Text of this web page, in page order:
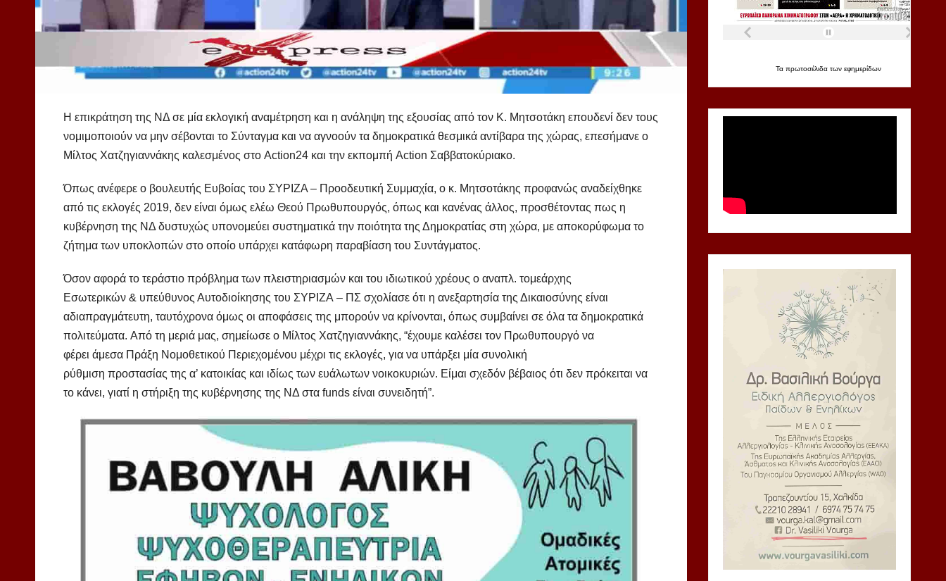
Η επικράτηση της ΝΔ σε μία εκλογική αναμέτρηση και η ανάληψη της εξουσίας από τον Κ. Μητσοτάκη επουδενί δεν τους
νομιμοποιούν να μην σέβονται το Σύνταγμα και να αγνοούν τα δημοκρατικά θεσμικά αντίβαρα της χώρας, επεσήμανε ο
Μίλτος Χατζηγιαννάκης καλεσμένος στο Action24 και την εκπομπή Action Σαββατοκύριακο.
Όπως ανέφερε ο βουλευτής Ευβοίας του ΣΥΡΙΖΑ – Προοδευτική Συμμαχία, ο κ. Μητσοτάκης προφανώς αναδείχθηκε
από τις εκλογές 2019, δεν είναι όμως ελέω Θεού Πρωθυπουργός, όπως και κανένας άλλος, προσθέτοντας πως η
κυβέρνηση της ΝΔ δυστυχώς υπονομεύει συστηματικά την ποιότητα της Δημοκρατίας στη χώρα, με αποκορύφωμα το
ζήτημα των υποκλοπών στο οποίο υπάρχει κατάφωρη παραβίαση του Συντάγματος.
Όσον αφορά το τεράστιο πρόβλημα των πλειστηριασμών και του ιδιωτικού χρέους ο αναπλ. τομεάρχης
Εσωτερικών & υπεύθυνος Αυτοδιοίκησης του ΣΥΡΙΖΑ – ΠΣ σχολίασε ότι η ανεξαρτησία της Δικαιοσύνης είναι
αδιαπραγμάτευτη, ταυτόχρονα όμως οι αποφάσεις της μπορούν να κρίνονται, όπως συμβαίνει σε όλα τα δημοκρατικά
πολιτεύματα. Από τη μεριά μας, σημείωσε ο Μίλτος Χατζηγιαννάκης, “έχουμε καλέσει τον Πρωθυπουργό να
φέρει άμεσα Πράξη Νομοθετικού Περιεχομένου μέχρι τις εκλογές, για να υπάρξει μία συνολική
ρύθμιση προστασίας της α’ κατοικίας και ιδίως των ευάλωτων νοικοκυριών. Είμαι σχεδόν βέβαιος ότι δεν πρόκειται να
το κάνει, γιατί η στήριξη της κυβέρνησης της ΝΔ στα funds είναι συνειδητή”.
Τα πρωτοσέλιδα των εφημερίδων